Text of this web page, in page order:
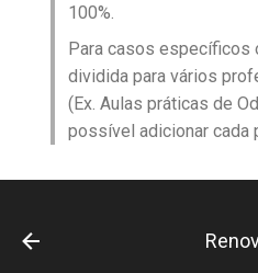
100%.
Para casos específicos
dividida para vários
(Ex. Aulas práticas de
possível adicionar cada